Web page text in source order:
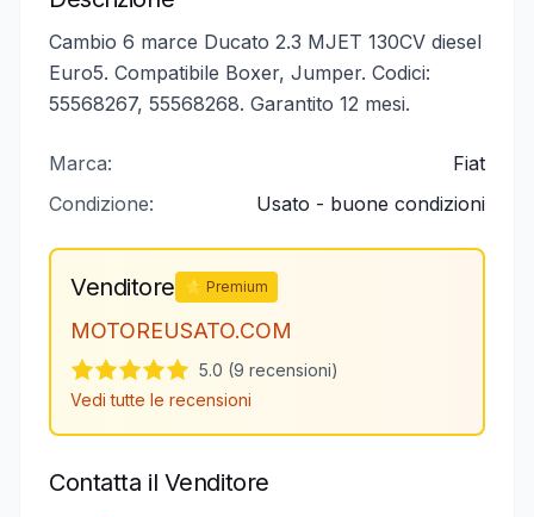
Cambio 6 marce Ducato 2.3 MJET 130CV diesel
Euro5. Compatibile Boxer, Jumper. Codici:
55568267, 55568268. Garantito 12 mesi.
Marca:
Fiat
Condizione:
Usato - buone condizioni
Venditore ⭐ Premium
MOTOREUSATO.COM
5.0 (9 recensioni)
Vedi tutte le recensioni
Contatta il Venditore